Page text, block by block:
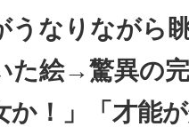
うなりなが
た絵→驚異の
か！」「才能